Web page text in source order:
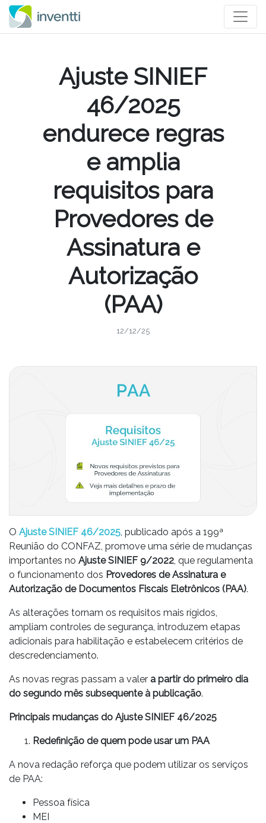
Ajuste SINIEF
46/2025
endurece regras
e amplia
requisitos para
Provedores de
Assinatura e
Autorização
(PAA)
12/12/25
O Ajuste SINIEF 46/2025, publicado após a 199ª
Reunião do CONFAZ, promove uma série de mudanças
importantes no Ajuste SINIEF 9/2022, que regulamenta
o funcionamento dos Provedores de Assinatura e
Autorização de Documentos Fiscais Eletrônicos (PAA).
As alterações tornam os requisitos mais rígidos,
ampliam controles de segurança, introduzem etapas
adicionais para habilitação e estabelecem critérios de
descredenciamento.
As novas regras passam a valer a partir do primeiro dia
do segundo mês subsequente à publicação.
Principais mudanças do Ajuste SINIEF 46/2025
Redefinição de quem pode usar um PAA
A nova redação reforça que podem utilizar os serviços
de PAA:
Pessoa física
MEI